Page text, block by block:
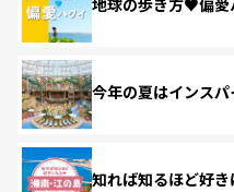
地球の歩き方♥偏愛
今年の夏はインスパ
知れば知るほど好